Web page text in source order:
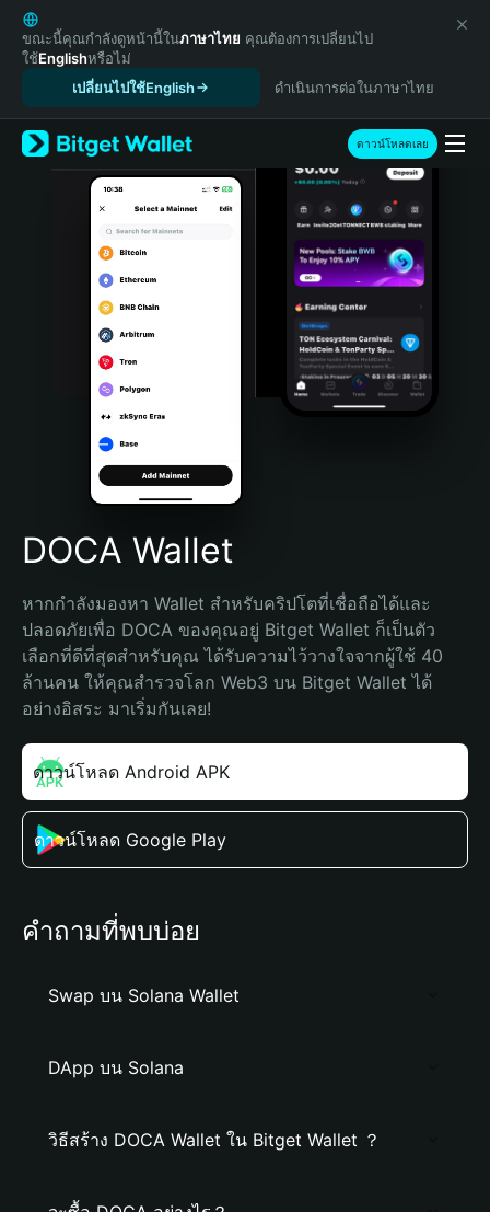
English
日本語
Tiếng Việt
Español (Latinoamérica)
Türkçe
Italiano
Português (Portugal)
Bahasa Indonesia
Português (Brasil)
Español (Argentina)
ขณะนี้คุณกำลังดูหน้านี้ในภาษาไทย คุณต้องการเปลี่ยนไป
ใช้Englishหรือไม่
เปลี่ยนไปใช้English
ดำเนินการต่อในภาษาไทย
ดาวน์โหลดเลย
DOCA Wallet
หากกำลังมองหา Wallet สำหรับคริปโตที่เชื่อถือได้และ
ปลอดภัยเพื่อ DOCA ของคุณอยู่ Bitget Wallet ก็เป็นตัว
เลือกที่ดีที่สุดสำหรับคุณ ได้รับความไว้วางใจจากผู้ใช้ 40
ล้านคน ให้คุณสำรวจโลก Web3 บน Bitget Wallet ได้
อย่างอิสระ มาเริ่มกันเลย!
ดาวน์โหลด Android APK
ดาวน์โหลด Google Play
คำถามที่พบบ่อย
Swap บน Solana Wallet
DApp บน Solana
วิธีสร้าง DOCA Wallet ใน Bitget Wallet ？